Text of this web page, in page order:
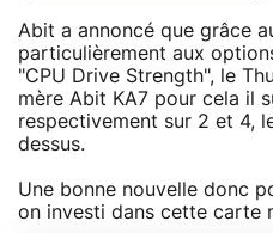
Abit a annoncé que grâce
particulièrement aux
"CPU Drive Strength", le
mère Abit KA7 pour cela il
respectivement sur 2 et 4,
dessus.
Une bonne nouvelle donc
on investi dans cette carte